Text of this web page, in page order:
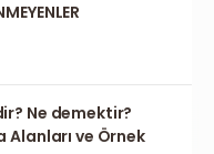
Ne demektir?
Alanları ve Örnek